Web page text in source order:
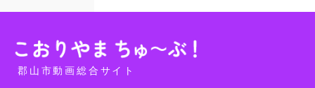
郡山市動画総合サイト